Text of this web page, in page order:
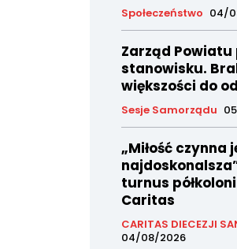
Społeczeństwo 04/
Zarząd Powiatu
stanowisku.
większości do
Sesje Samorządu
„Miłość czynna
turnus
Caritas
CARITAS DIECEZJI
04/08/2026